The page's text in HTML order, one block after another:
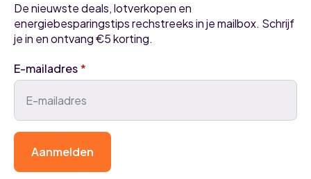
De nieuwste deals, lotverkopen en
energiebesparingstips rechstreeks in je mailbox. Schrijf
je in en ontvang €5 korting.
E-mailadres*
Aanmelden